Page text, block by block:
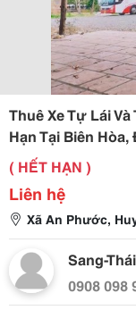
Thuê Xe Tự Lái Và
Hạn Tại Biên
( HẾT HẠN )
Liên hệ
Xã An Phước,
Sang-
0908 098